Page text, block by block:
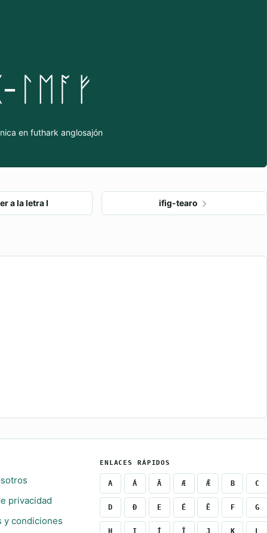
ᛚᛖᚪᚠ
en futhark anglosajón
a la letra I ifig-tearo
privacidad
y condiciones
ENLACES RÁPIDOS
A Á Ā Æ Ǣ B C
D Ð E É Ē F G
H I Í Ī J K L